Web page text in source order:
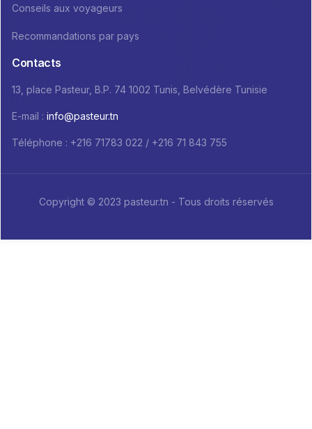
Conseils aux voyageurs
Recommandations par pays
Contacts
13, place Pasteur, B.P. 74 1002 Tunis, Belvédère Tunisie
E-mail : info@pasteur.tn
Téléphone : +216 71783 022 / +216 71 843 755
Copyright © 2023 pasteur.tn - Tous droits réservés